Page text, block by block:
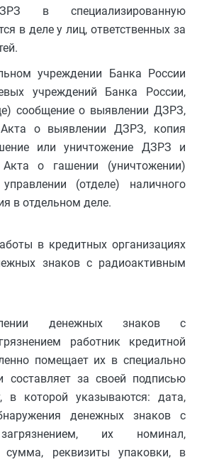
в специализированную
в деле у лиц, ответственных за
учреждении Банка России
учреждений Банка России,
сообщение о выявлении ДЗРЗ,
о выявлении ДЗРЗ, копия
или уничтожение ДЗРЗ и
о гашении (уничтожении)
(отделе) наличного
в отдельном деле.
в кредитных организациях
знаков с радиоактивным
денежных знаков с
работник кредитной
помещает их в специально
за своей подписью
в которой указываются: дата,
денежных знаков с
их номинал,
сумма, реквизиты упаковки, в